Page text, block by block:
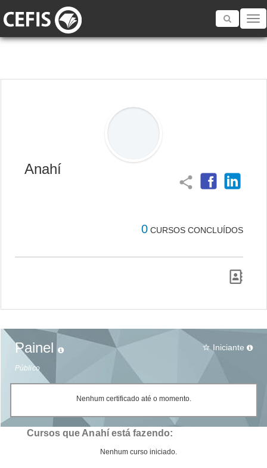
Toggle
Anahí
share
0 CURSOS CONCLUÍDOS
Painel
Público
star_border Iniciante
Nenhum certificado até o momento.
Cursos que Anahí está fazendo:
Nenhum curso iniciado.